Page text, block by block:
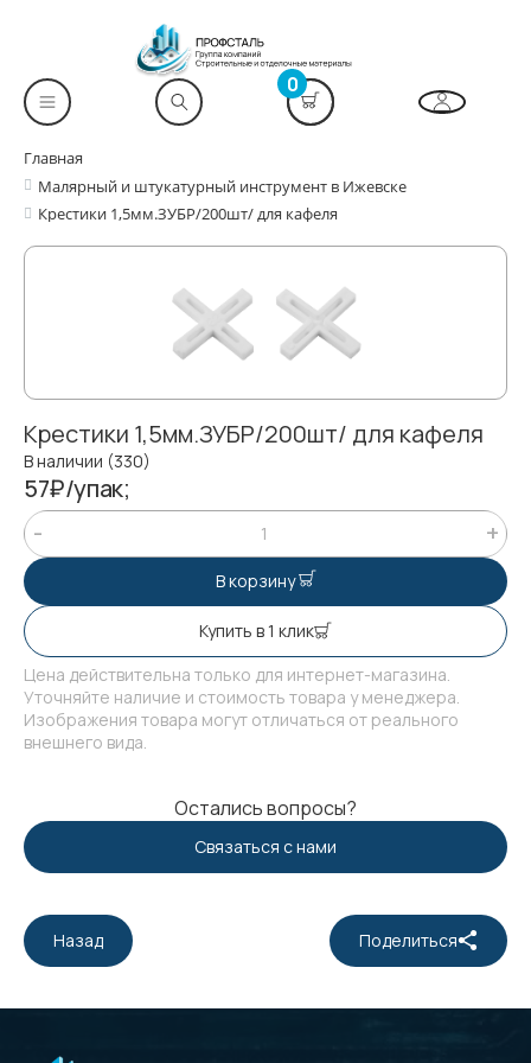
0
Главная
Малярный и штукатурный инструмент в Ижевске
Крестики 1,5мм.ЗУБР/200шт/ для кафеля
Крестики 1,5мм.ЗУБР/200шт/ для кафеля
В наличии (330)
57₽/упак;
В корзину
Купить в 1 клик
Цена действительна только для интернет-магазина.
Уточняйте наличие и стоимость товара у менеджера.
Изображения товара могут отличаться от реального
внешнего вида.
Остались вопросы?
Связаться с нами
Назад Поделиться